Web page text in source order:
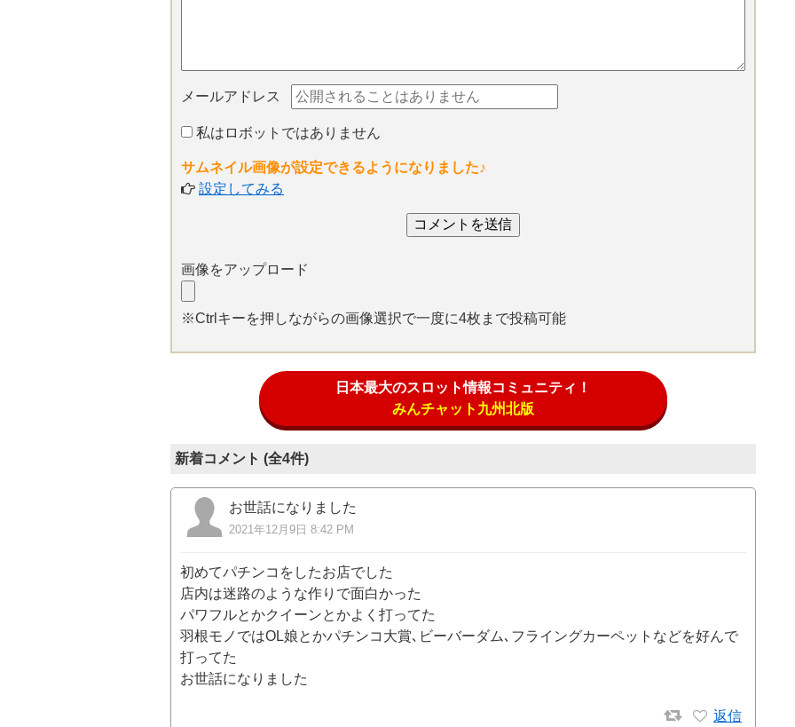
メールアドレス
私はロボットではありません
サムネイル画像が設定できるようになりました♪
設定してみる
画像をアップロード
※Ctrlキーを押しながらの画像選択で一度に4枚まで投稿可能
日本最大のスロット情報コミュニティ！
みんチャット九州北版
新着コメント (全4件)
お世話になりました
2021年12月9日 8:42 PM
初めてパチンコをしたお店でした
店内は迷路のような作りで面白かった
パワフルとかクイーンとかよく打ってた
羽根モノではOL娘とかパチンコ大賞､ビーバーダム､フライングカーペットなどを好んで
打ってた
お世話になりました
返信